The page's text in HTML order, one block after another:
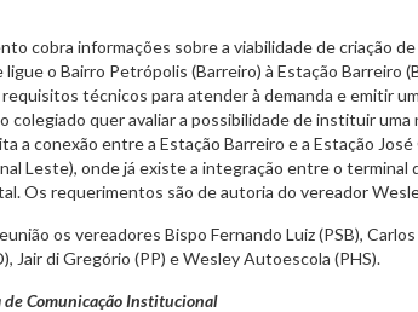
cobra informações sobre a viabilidade de criação de
o Bairro Petrópolis (Barreiro) à Estação Barreiro
técnicos para atender à demanda e emitir
colegiado quer avaliar a possibilidade de instituir uma
a conexão entre a Estação Barreiro e a Estação José
Leste), onde já existe a integração entre o terminal
Os requerimentos são de autoria do vereador
os vereadores Bispo Fernando Luiz (PSB),
Jair di Gregório (PP) e Wesley Autoescola (PHS).
Comunicação Institucional